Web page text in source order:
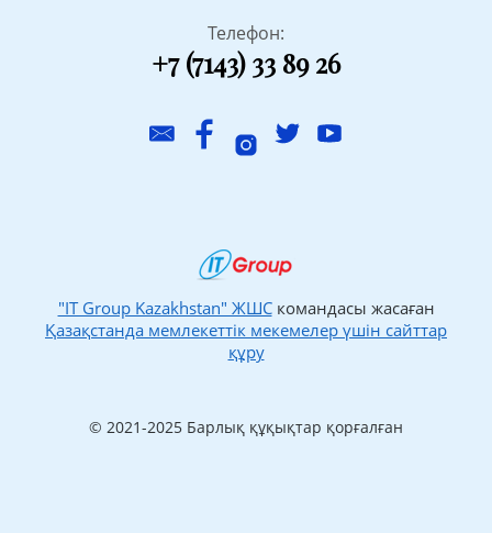
Телефон:
+7 (7143) 33 89 26
"IT Group Kazakhstan" ЖШСкомандасы жасаған
Қазақстанда мемлекеттік мекемелер үшін сайттар
құру
© 2021-2025 Барлық құқықтар қорғалған